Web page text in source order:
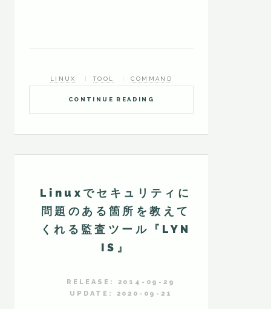
CONTINUE READING
LINUX TOOL COMMAND
Linuxでセキュリティに
問題のある箇所を教えて
くれる監査ツール『LYN
IS』
RELEASE: 2014-09-29
UPDATE: 2020-09-21